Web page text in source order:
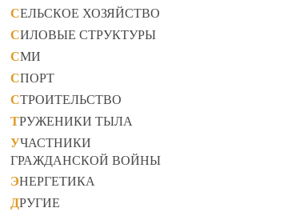
СЕЛЬСКОЕ ХОЗЯЙСТВО
СИЛОВЫЕ СТРУКТУРЫ
СМИ
СПОРТ
СТРОИТЕЛЬСТВО
ТРУЖЕНИКИ ТЫЛА
УЧАСТНИКИ
ГРАЖДАНСКОЙ ВОЙНЫ
ЭНЕРГЕТИКА
ДРУГИЕ